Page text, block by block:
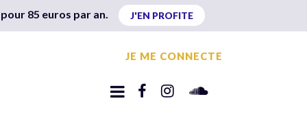
85 euros par an. J'EN PROFITE
JE ME CONNECTE